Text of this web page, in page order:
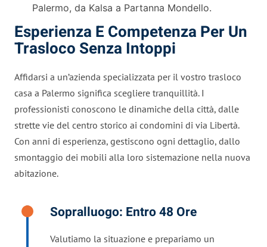
Palermo, da Kalsa a Partanna Mondello.
Esperienza E Competenza Per Un
Trasloco Senza Intoppi
Affidarsi a un’azienda specializzata per il vostro trasloco
casa a Palermo significa scegliere tranquillità. I
professionisti conoscono le dinamiche della città, dalle
strette vie del centro storico ai condomini di via Libertà.
Con anni di esperienza, gestiscono ogni dettaglio, dallo
smontaggio dei mobili alla loro sistemazione nella nuova
abitazione.
Sopralluogo: Entro 48 Ore
Valutiamo la situazione e prepariamo un